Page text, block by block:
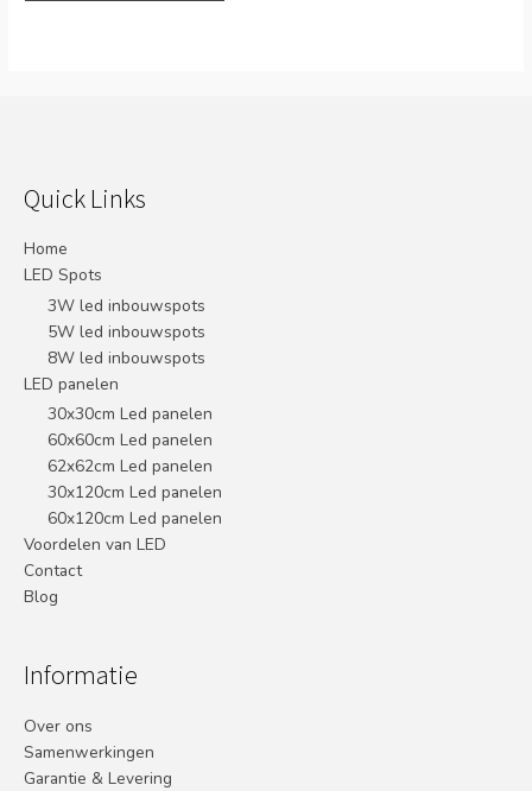
Quick Links
Home
LED Spots
3W led inbouwspots
5W led inbouwspots
8W led inbouwspots
LED panelen
30x30cm Led panelen
60x60cm Led panelen
62x62cm Led panelen
30x120cm Led panelen
60x120cm Led panelen
Voordelen van LED
Contact
Blog
Informatie
Over ons
Samenwerkingen
Garantie & Levering